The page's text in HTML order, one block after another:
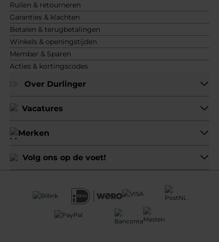
Ruilen & retourneren
Garanties & klachten
Betalen & terugbetalingen
Winkels & openingstijden
Member & Sparen
Acties & kortingscodes
Over Durlinger
Vacatures
Merken
Volg ons op de voet!